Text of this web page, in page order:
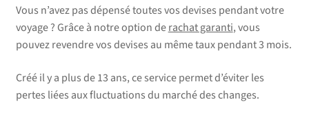
Vous n’avez pas dépensé toutes vos devises pendant votre
voyage ? Grâce à notre option derachat garanti, vous
pouvez revendre vos devises au même taux pendant 3 mois.
Créé il y a plus de 13 ans, ce service permet d’éviter les
pertes liées aux fluctuations du marché des changes.